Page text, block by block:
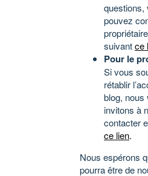
questions,
pouvez
suivantce
Pour le
Si vous
rétablir
blog, nous
invitons à
contacter
ce lien.
Nous espérons
pourra être de